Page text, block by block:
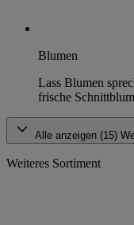
Blumen
Lass Blumen
frische
Alle anzeigen (15)
Weiteres Sortiment